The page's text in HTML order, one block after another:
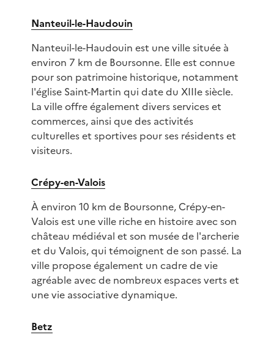
Nanteuil-le-Haudouin
Nanteuil-le-Haudouin est une ville située à
environ 7 km de Boursonne. Elle est connue
pour son patrimoine historique, notamment
l'église Saint-Martin qui date du XIIIe siècle.
La ville offre également divers services et
commerces, ainsi que des activités
culturelles et sportives pour ses résidents et
visiteurs.
Crépy-en-Valois
À environ 10 km de Boursonne, Crépy-en-
Valois est une ville riche en histoire avec son
château médiéval et son musée de l'archerie
et du Valois, qui témoignent de son passé. La
ville propose également un cadre de vie
agréable avec de nombreux espaces verts et
une vie associative dynamique.
Betz